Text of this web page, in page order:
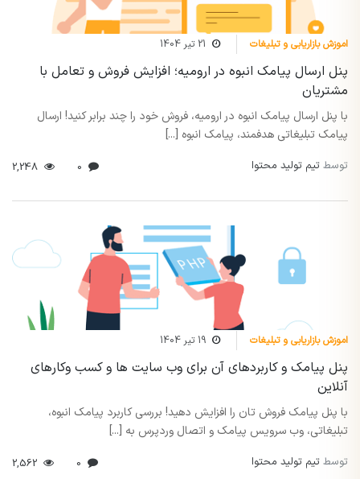
اموزش بازاریابی و تبلیغات 21 تیر 1404
پنل ارسال پیامک انبوه در ارومیه؛ افزایش فروش و تعامل با
مشتریان
با پنل ارسال پیامک انبوه در ارومیه، فروش خود را چند برابر کنید! ارسال
پیامک تبلیغاتی هدفمند، پیامک انبوه [...]
توسط تیم تولید محتوا
اموزش بازاریابی و تبلیغات 19 تیر 1404
پنل پیامک و کاربردهای آن برای وب سایت ها و کسب وکارهای
آنلاین
با پنل پیامک فروش تان را افزایش دهید! بررسی کاربرد پیامک انبوه،
تبلیغاتی، وب سرویس پیامک و اتصال وردپرس به [...]
توسط تیم تولید محتوا